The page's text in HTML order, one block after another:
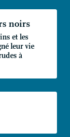
noirs
et les
leur vie
à